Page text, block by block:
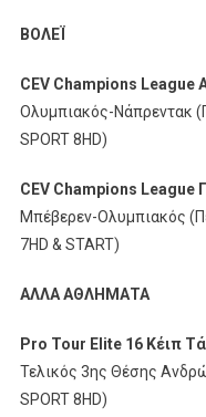
ΒΟΛΕΪ
CEV Champions League
Ολυμπιακός-Νάπρεντακ
SPORT 8HD)
CEV Champions League
Μπέβερεν-Ολυμπιακός
7HD & START)
ΑΛΛΑΑΘΛΗΜΑΤΑ
Pro Tour Elite 16 Κέιπ
Τελικός 3ης Θέσης
SPORT 8HD)